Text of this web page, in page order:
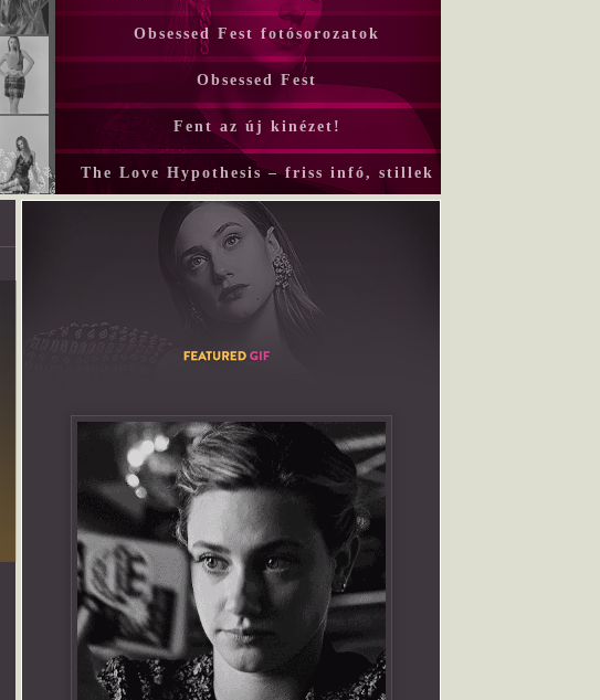
Obsessed Fest fotósorozatok
Obsessed Fest
Fent az új kinézet!
The Love Hypothesis – friss infó, stillek